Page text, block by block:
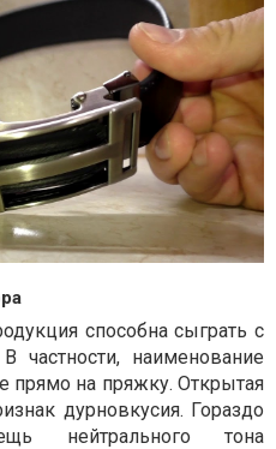
способна сыграть с
частности, наименование
прямо на пряжку. Открытая
дурновкусия. Гораздо
нейтрального тона